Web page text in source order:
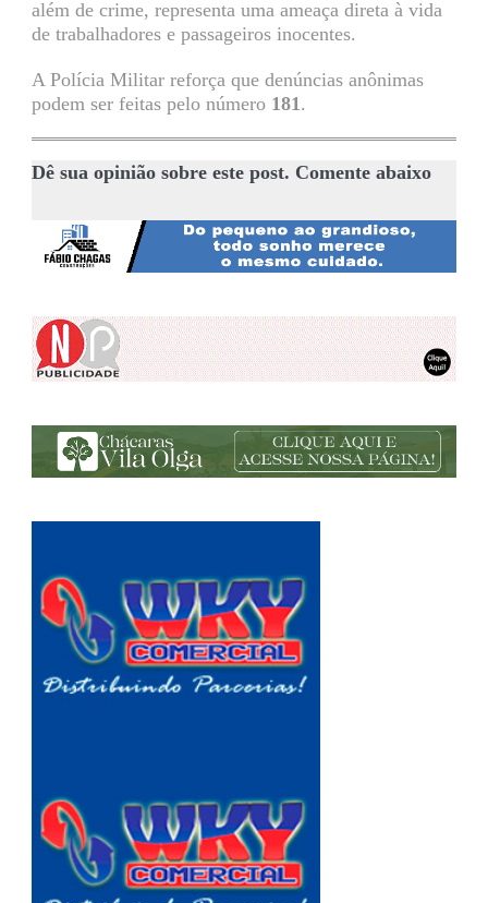
além de crime, representa uma ameaça direta à vida
de trabalhadores e passageiros inocentes.
A Polícia Militar reforça que denúncias anônimas
podem ser feitas pelo número 181.
Dê sua opinião sobre este post. Comente abaixo